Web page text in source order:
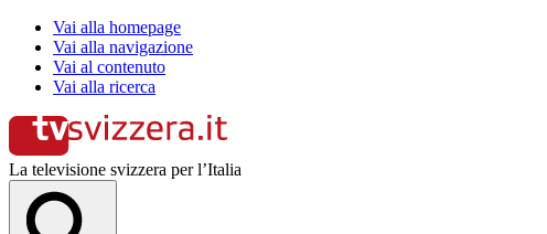
Vai alla homepage
Vai alla navigazione
Vai al contenuto
Vai alla ricerca
La televisione svizzera per l’Italia